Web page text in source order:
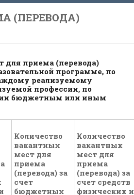
(ПЕРЕВОДА)
для приема (перевода)
программе, по
реализуемому
профессии, по
бюджетным или иным
Количество
вакантных
мест для
приема
(перевода) за
счет
бюджетных
Количество
вакантных
мест для
приема
(перевода) за
счет средств
физических и